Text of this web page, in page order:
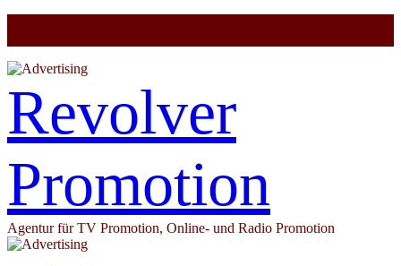
Revolver
Promotion
Agentur für TV Promotion, Online- und Radio Promotion